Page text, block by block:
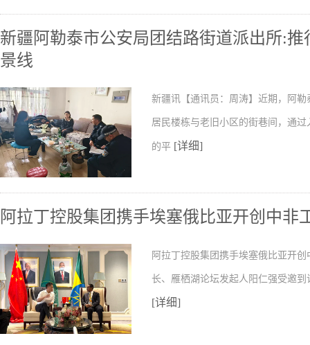
新疆阿勒泰市公安局团结路街道派出所:推
景线
新疆讯【通讯员：周涛】近期，阿
居民楼栋与老旧小区的街巷间，通
的平 [详细]
阿拉丁控股集团携手埃塞俄比亚开创中非
阿拉丁控股集团携手埃塞俄比亚开
长、雁栖湖论坛发起人阳仁强受邀
[详细]